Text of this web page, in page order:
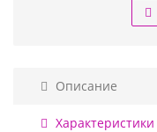
Описание
Характеристики